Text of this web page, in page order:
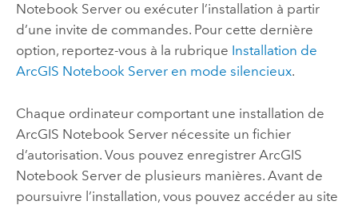
Notebook Serverou exécuter l’installation à partir
d’une invite de commandes. Pour cette dernière
option, reportez-vous à la rubrique Installation de
ArcGIS Notebook Serveren mode silencieux.
Chaque ordinateur comportant une installation de
ArcGIS Notebook Servernécessite un fichier
d’autorisation. Vous pouvez enregistrer ArcGIS
Notebook Serverde plusieurs manières. Avant de
poursuivre l’installation, vous pouvez accéder au site